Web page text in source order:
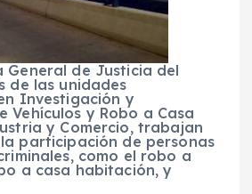
General de Justicia del
de las unidades
Investigación y
Vehículos y Robo a Casa
y Comercio, trabajan
participación de personas
como el robo a
a casa habitación, y